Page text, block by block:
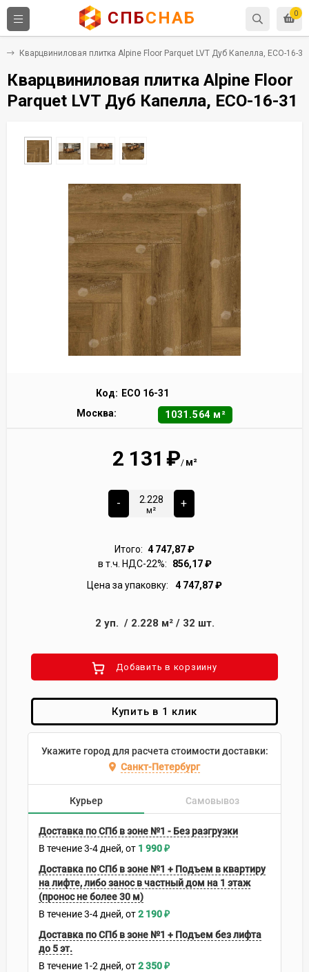
0
СПБСНАБ
Кварцвиниловая плитка Alpine Floor Parquet LVT Дуб Капелла, ECO-16-31
Кварцвиниловая плитка Alpine Floor
Parquet LVT Дуб Капелла, ECO-16-31
Код: ECO 16-31
Москва:
1031.564 м²
2 131 ₽/ м²
-
м²
+
Итого: 4 747,87₽
в т.ч. НДС-22%:
856,17₽
Цена за упаковку:
4 747,87₽
2 уп. / 2.228 м²/ 32 шт.
Добавить в корзиину
Купить в 1 клик
Укажите город для расчета стоимости доставки:
Санкт-Петербург
Курьер Самовывоз
Доставка по СПб в зоне №1 - Без разгрузки
В течение3-4 дней 1 990₽
Доставка по СПб в зоне №1 + Подъем в квартиру
на лифте, либо занос в частный дом на 1 этаж
(пронос не более 30 м)
В течение3-4 дней 2 190₽
Доставка по СПб в зоне №1 + Подъем без лифта
до 5 эт.
В течение 1-2 дней 2 350₽